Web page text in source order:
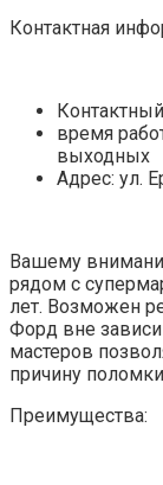
Контактная
время
выходных
Адрес: ул.
Вашему
рядом с
лет. Возможен
Форд вне
мастеров
причину
Преимущества: